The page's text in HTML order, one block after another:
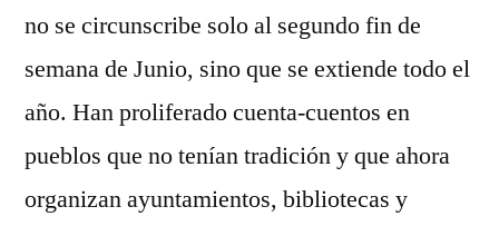
no se circunscribe solo al segundo fin de
semana de Junio, sino que se extiende todo el
año. Han proliferado cuenta-cuentos en
pueblos que no tenían tradición y que ahora
organizan ayuntamientos, bibliotecas y